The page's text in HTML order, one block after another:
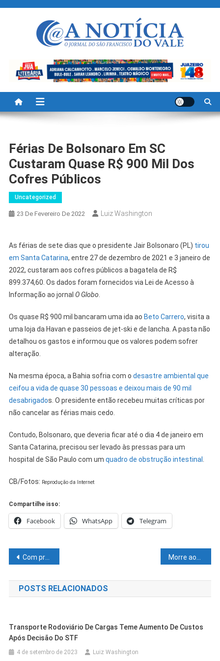
A Noticia Do Vale
Férias De Bolsonaro Em SC
Custaram Quase R$ 900 Mil Dos
Cofres Públicos
Uncategorized
23 De Fevereiro De 2022 Luiz Washington
As férias de sete dias que o presidente Jair Bolsonaro (PL) tirou
em Santa Catarina, entre 27 de dezembro de 2021 e 3 janeiro de
2022, custaram aos cofres públicos a bagatela de R$
899.374,60. Os dados foram fornecidos via Lei de Acesso à
Informação ao jornal O Globo.
Os quase R$ 900 mil bancaram uma ida ao Beto Carrero, visita a
uma loja da Havan e passeios de jet-ski e de lancha. A pasta não
detalhou os gastos e informou que os valores podem sofrer
alteração.
Na mesma época, a Bahia sofria com o desastre ambiental que
ceifou a vida de quase 30 pessoas e deixou mais de 90 mil
desabrigados. O presidente então recebeu muitas críticas por
não cancelar as férias mais cedo.
Contudo, Bolsonaro, que deveria ficar até o dia 4 de janeiro em
Santa Catarina, precisou ser levado às pressas para um
hospital de São Paulo com um quadro de obstrução intestinal .
CB/Fotos: Reprodução da Internet
Compartilhe isso:
Facebook WhatsApp Telegram
Navegação
de
Post
Com prejuízos de R$ 80 milhões, produtores do Vale do São Francisco cobrem os pomares se protegendo das chuvas Morre aos 43 anos a cantora Paulinha Abelha da Banda Calcinha Preta
POSTS RELACIONADOS
Transporte Rodoviário De Cargas Teme Aumento De Custos
Após Decisão Do STF
4 de setembro de 2023 Luiz Washington